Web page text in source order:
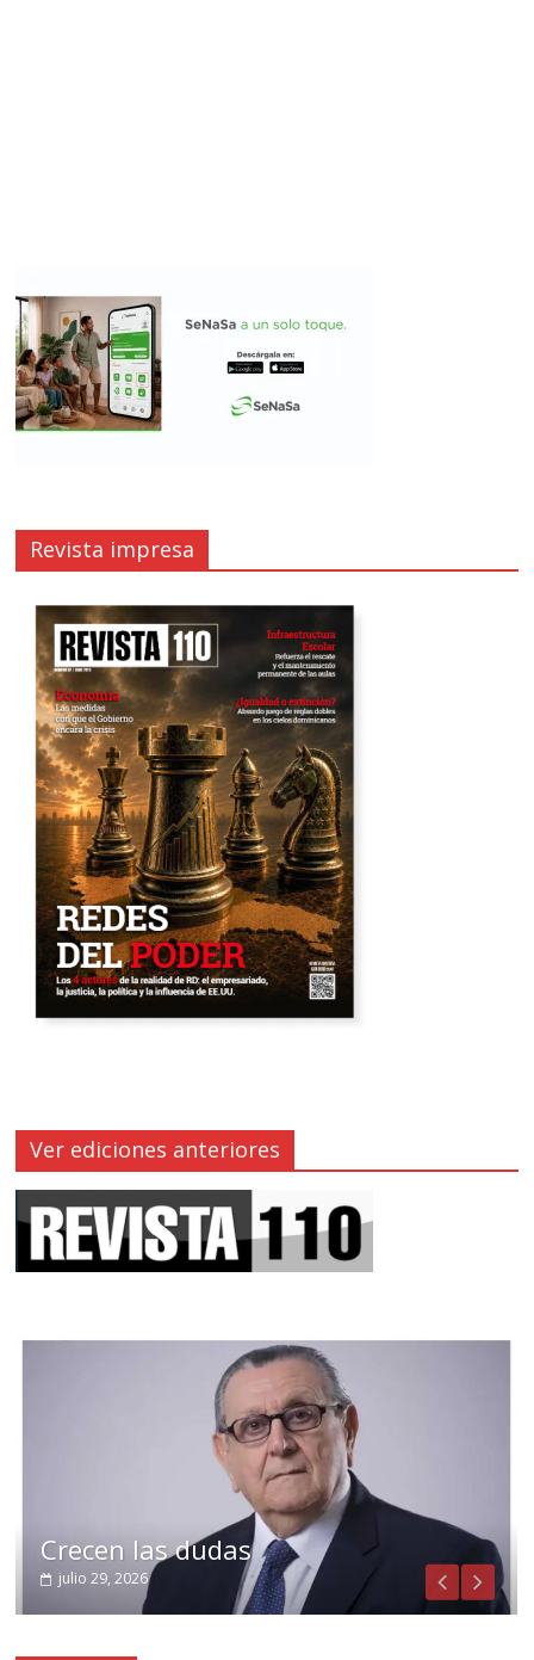
Revista impresa
Ver ediciones anteriores
Crecen las dudas
julio 29, 2026